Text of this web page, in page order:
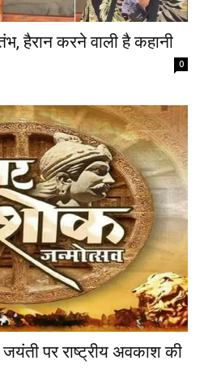
हैरान करने वाली है कहानी
0
पर राष्ट्रीय अवकाश की